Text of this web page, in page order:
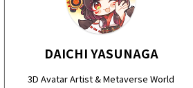
DAICHI YASUNAGA
3D Avatar Artist & Metaverse World